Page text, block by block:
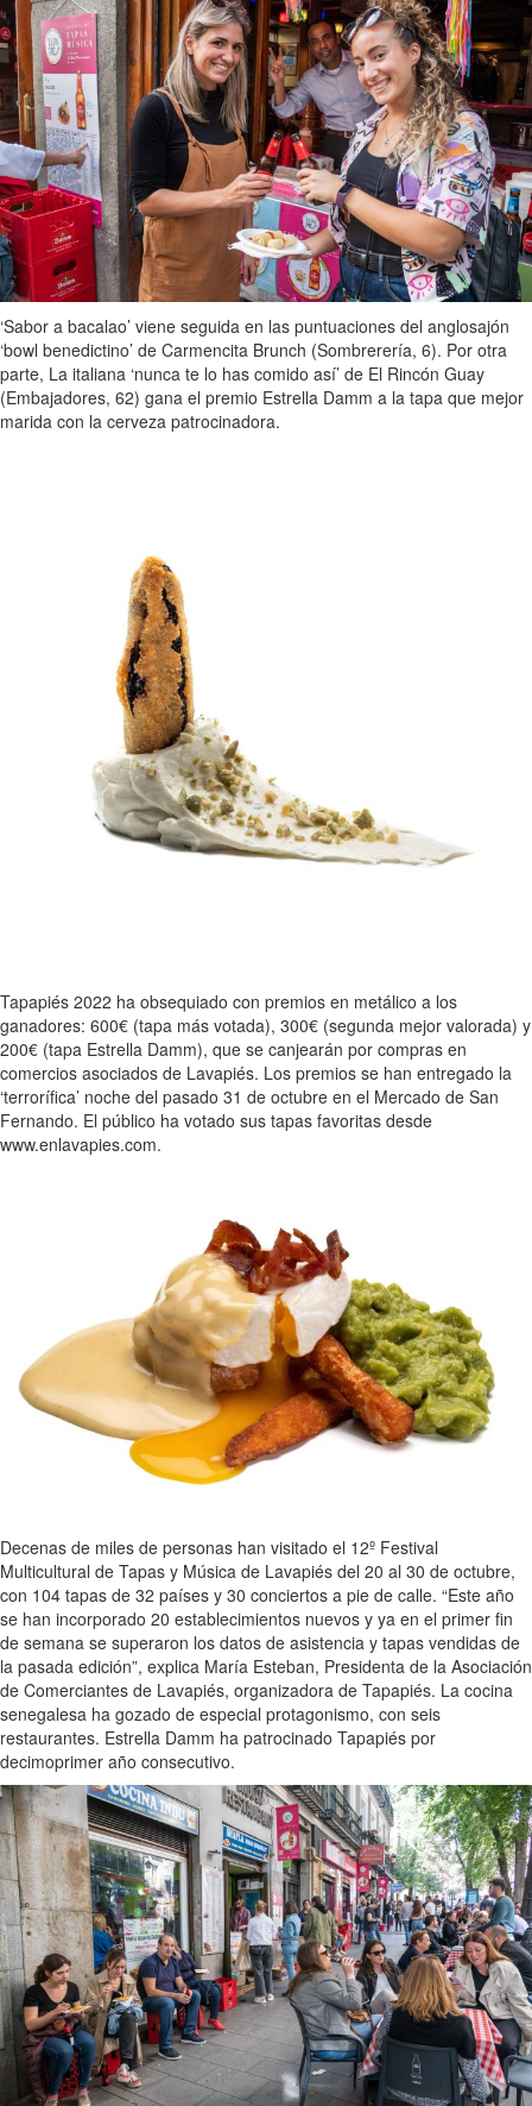
‘Sabor a bacalao’ viene seguida en las puntuaciones del anglosajón
‘bowl benedictino’ de Carmencita Brunch (Sombrerería, 6). Por otra
parte, La italiana ‘nunca te lo has comido así’ de El Rincón Guay
(Embajadores, 62) gana el premio Estrella Damm a la tapa que mejor
marida con la cerveza patrocinadora.
Tapapiés 2022 ha obsequiado con premios en metálico a los
ganadores: 600€ (tapa más votada), 300€ (segunda mejor valorada) y
200€ (tapa Estrella Damm), que se canjearán por compras en
comercios asociados de Lavapiés. Los premios se han entregado la
‘terrorífica’ noche del pasado 31 de octubre en el Mercado de San
Fernando. El público ha votado sus tapas favoritas desde
www.enlavapies.com.
Decenas de miles de personas han visitado el 12º Festival
Multicultural de Tapas y Música de Lavapiés del 20 al 30 de octubre,
con 104 tapas de 32 países y 30 conciertos a pie de calle. “Este año
se han incorporado 20 establecimientos nuevos y ya en el primer fin
de semana se superaron los datos de asistencia y tapas vendidas de
la pasada edición”, explica María Esteban, Presidenta de la Asociación
de Comerciantes de Lavapiés, organizadora de Tapapiés. La cocina
senegalesa ha gozado de especial protagonismo, con seis
restaurantes. Estrella Damm ha patrocinado Tapapiés por
decimoprimer año consecutivo.